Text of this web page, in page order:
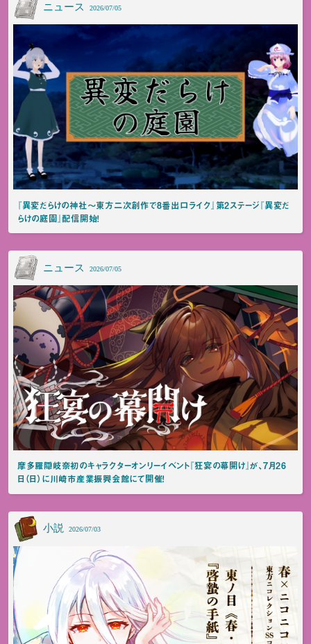
ニュース 2026/07/05
『異変だらけの神社～東方二次創作で8番出口ライク』第2ステージ『異変だ
らけの庭園』配信開始！
ニュース 2026/07/05
摩多羅隠岐奈初のキャラクターオンリーイベント『狂宴の幕開け』が、7月26
日（日）に川崎市産業振興会館にて開催！
小説 2026/07/03